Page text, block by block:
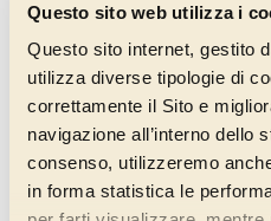
Questo sito web utilizza i
Questo sito internet, gestito
utilizza diverse tipologie di
correttamente il Sito e
navigazione all’interno dello
consenso, utilizzeremo
in forma statistica le
Guarda anche